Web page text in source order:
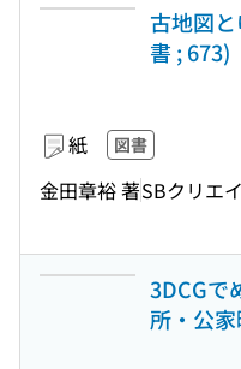
古地図
書 ; 673)
紙 図書
金田章裕 著SBクリエ
3DCGで
所・公